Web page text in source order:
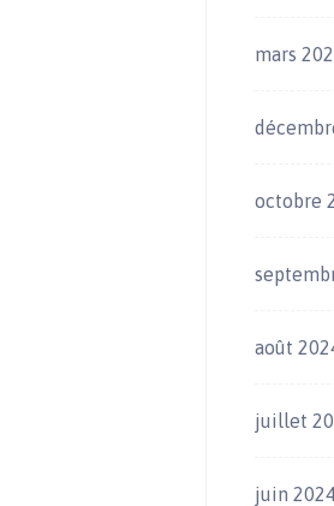
mars
octobre
août
juillet
juin